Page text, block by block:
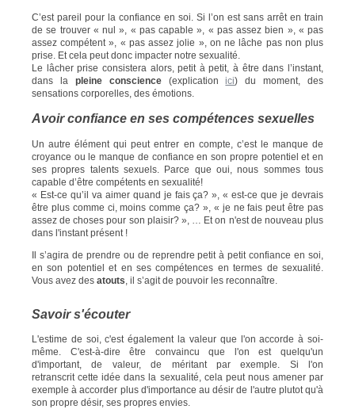
C’est pareil pour la confiance en soi. Si l’on est sans arrêt en train
de se trouver « nul », « pas capable », « pas assez bien », « pas
assez compétent », « pas assez jolie », on ne lâche pas non plus
prise. Et cela peut donc impacter notre sexualité.
Le lâcher prise consistera alors, petit à petit, à être dans l’instant,
dans la pleine conscience(explicationici) du moment, des
sensations corporelles, des émotions.
Avoir confiance en ses compétences sexuelles
Un autre élément qui peut entrer en compte, c’est le manque de
croyance ou le manque de confiance en son propre potentiel et en
ses propres talents sexuels. Parce que oui, nous sommes tous
capable d’être compétents en sexualité!
« Est-ce qu’il va aimer quand je fais ça? », « est-ce que je devrais
être plus comme ci, moins comme ça? », « je ne fais peut être pas
assez de choses pour son plaisir? », … Et on n'est de nouveau plus
dans l'instant présent !
Il s’agira de prendre ou de reprendre petit à petit confiance en soi,
en son potentiel et en ses compétences en termes de sexualité.
Vous avez des atouts , il s’agit de pouvoir les reconnaître.
Savoir s'écouter
L'estime de soi, c'est également la valeur que l'on accorde à soi-
même. C'est-à-dire être convaincu que l'on est quelqu'un
d'important, de valeur, de méritant par exemple. Si l'on
retranscrit cette idée dans la sexualité, cela peut nous amener par
exemple à accorder plus d'importance au désir de l'autre plutot qu'à
son propre désir, ses propres envies.